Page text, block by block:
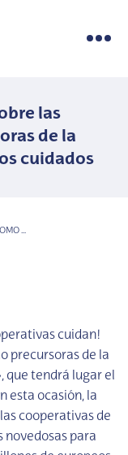
las
de la
cuidados
...
cuidan!
precursoras de la
que tendrá lugar el
esta ocasión, la
cooperativas de
novedosas para